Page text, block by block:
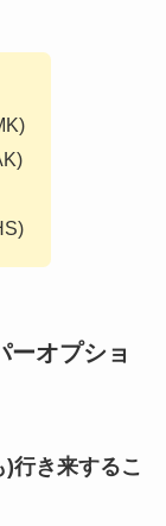
ーオプショ
行き来するこ